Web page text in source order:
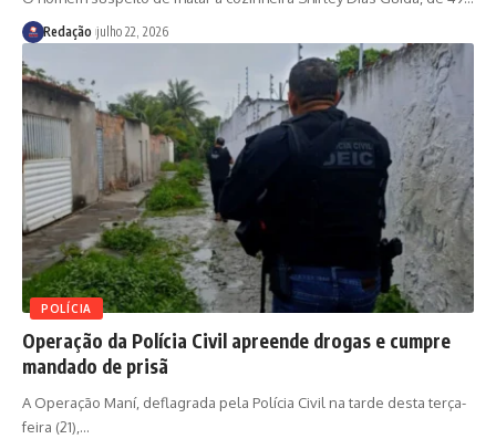
Redação julho 22, 2026
POLÍCIA
Operação da Polícia Civil apreende drogas e cumpre
mandado de prisã
A Operação Maní, deflagrada pela Polícia Civil na tarde desta terça-
feira (21),…